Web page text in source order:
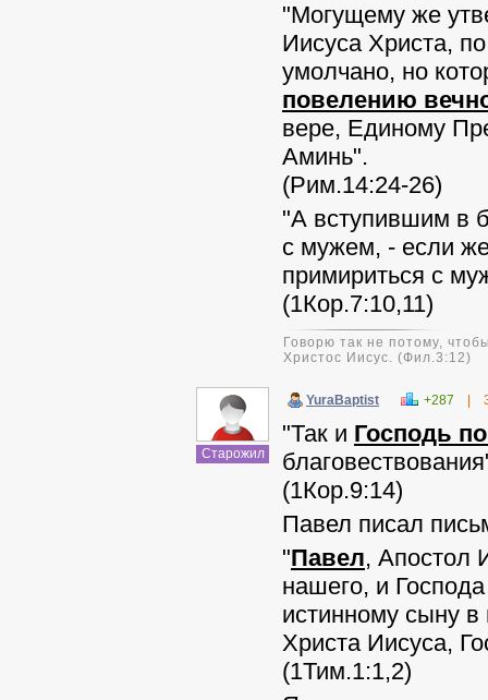
"Могущему же
Иисуса Христа,
умолчано, но
повелению
вере, Единому
Аминь".
(Рим.14:24-26)
"А вступившим в
с мужем, - если
примириться с
(1Кор.7:10,11)
Говорю так не потому,
Христос Иисус. (Фил.3:12)
Старожил
YuraBaptist +287
"Так и Господь
(1Кор.9:14)
Павел писал
"Павел, Апостол
нашего, и
истинному сыну
Христа Иисуса,
(1Тим.1:1,2)